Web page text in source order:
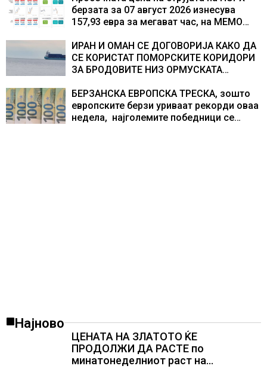
берзата за 07 август 2026 изнесува
157,93 евра за мегават час, на МЕМО
ИРАН И ОМАН СЕ ДОГОВОРИЈА КАКО ДА
СЕ КОРИСТАТ ПОМОРСКИТЕ КОРИДОРИ
ЗА БРОДОВИТЕ НИЗ ОРМУСКАТА
БЕРЗАНСКА ЕВРОПСКА ТРЕСКА, зошто
европските берзи уриваат рекорди оваа
недела, најголемите победници се
Најново
ЦЕНАТА НА ЗЛАТОТО ЌЕ
ПРОДОЛЖИ ДА РАСТЕ по
минатонеделниот раст на